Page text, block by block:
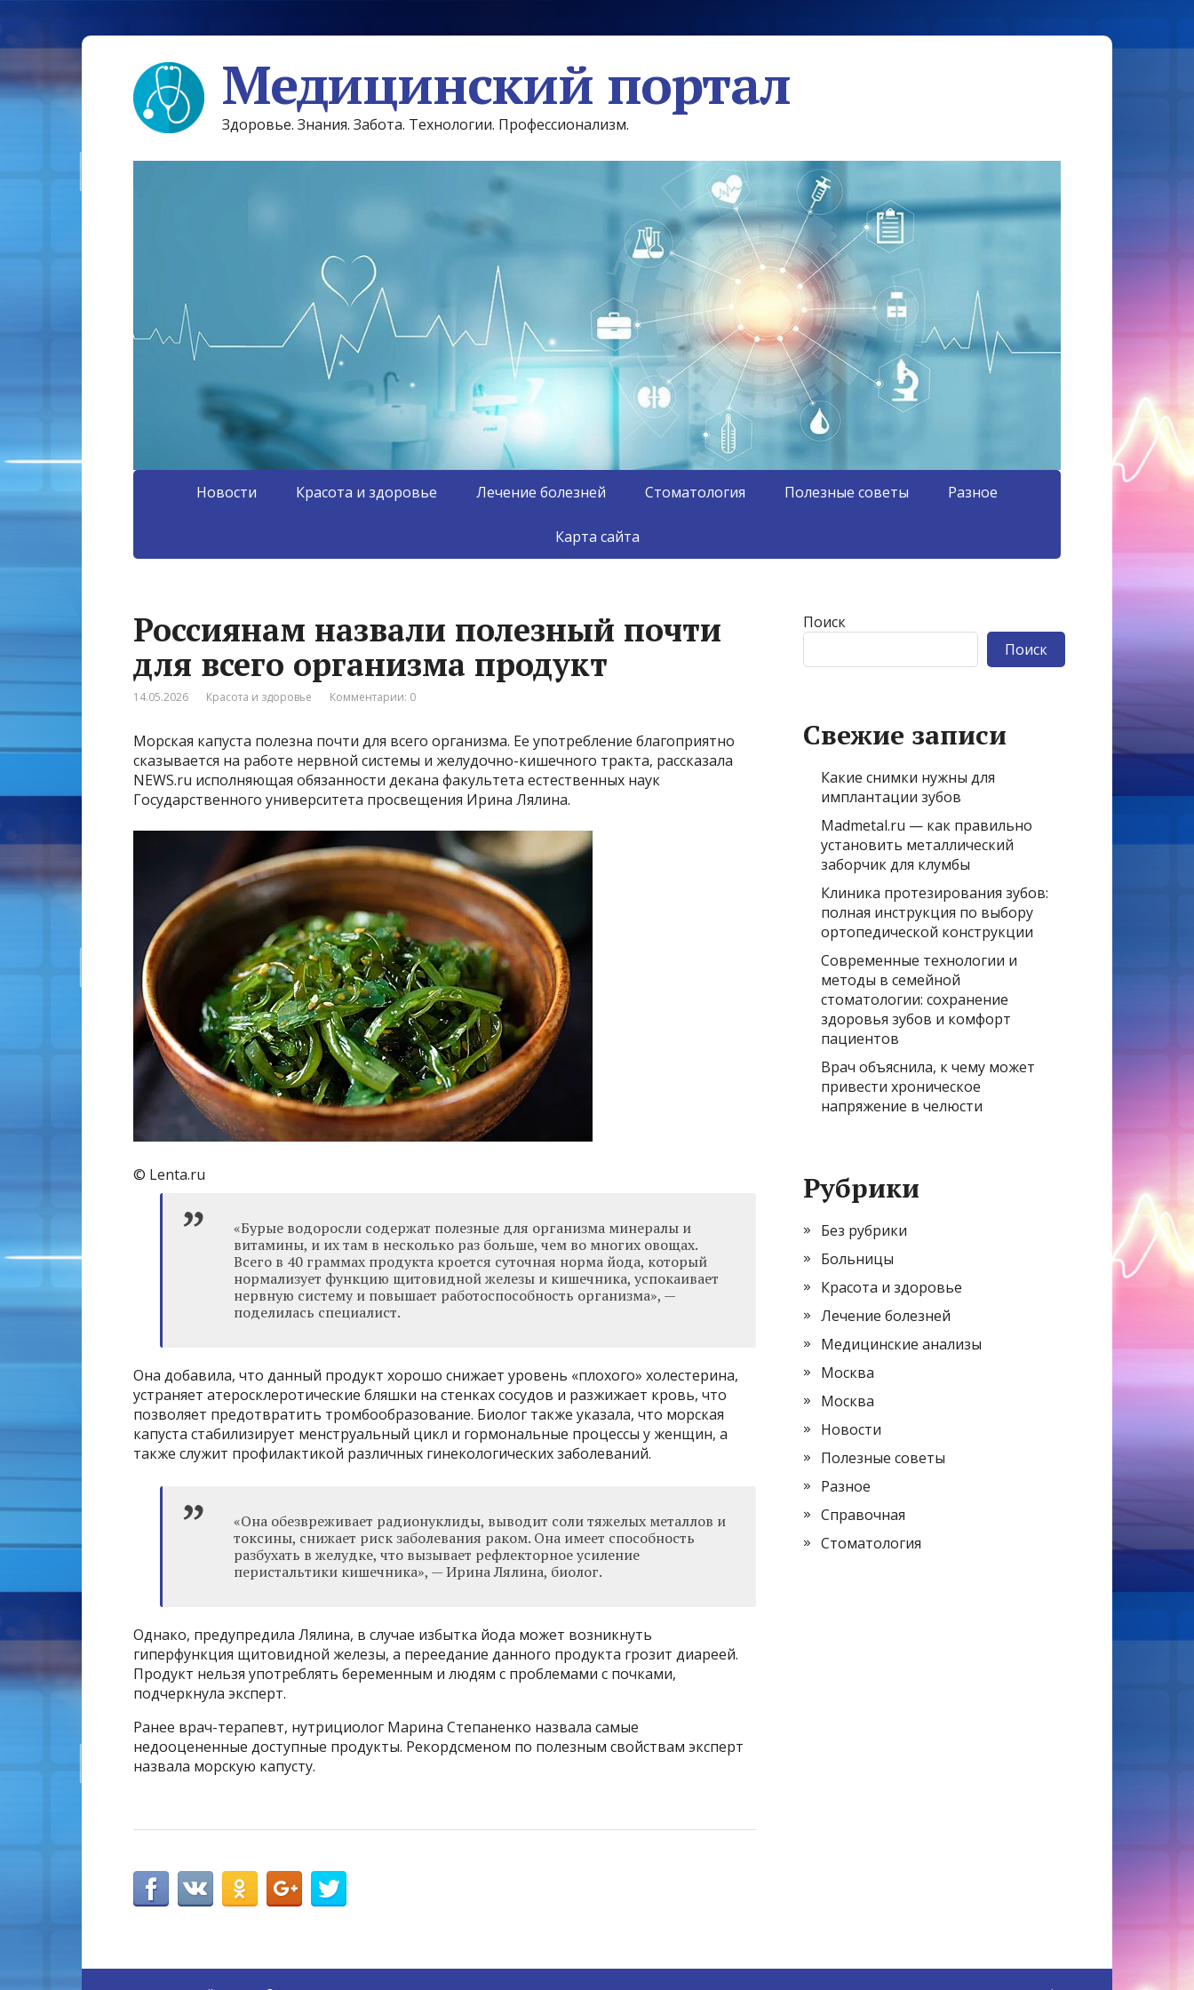
Медицинский портал
Здоровье. Знания. Забота. Технологии. Профессионализм.
Новости Красота и здоровье Лечение болезней Стоматология Полезные советы Разное
Карта сайта
Россиянам назвали полезный почти
для всего организма продукт
14.05.2026 Красота и здоровье Комментарии: 0
Морская капуста полезна почти для всего организма. Ее употребление благоприятно
сказывается на работе нервной системы и желудочно-кишечного тракта, рассказала
NEWS.ru исполняющая обязанности декана факультета естественных наук
Государственного университета просвещения Ирина Лялина.
© Lenta.ru
«Бурые водоросли содержат полезные для организма минералы и
витамины, и их там в несколько раз больше, чем во многих овощах.
Всего в 40 граммах продукта кроется суточная норма йода, который
нормализует функцию щитовидной железы и кишечника, успокаивает
нервную систему и повышает работоспособность организма», —
поделилась специалист.
Она добавила, что данный продукт хорошо снижает уровень «плохого» холестерина,
устраняет атеросклеротические бляшки на стенках сосудов и разжижает кровь, что
позволяет предотвратить тромбообразование. Биолог также указала, что морская
капуста стабилизирует менструальный цикл и гормональные процессы у женщин, а
также служит профилактикой различных гинекологических заболеваний.
«Она обезвреживает радионуклиды, выводит соли тяжелых металлов и
токсины, снижает риск заболевания раком. Она имеет способность
разбухать в желудке, что вызывает рефлекторное усиление
перистальтики кишечника», — Ирина Лялина, биолог.
Однако, предупредила Лялина, в случае избытка йода может возникнуть
гиперфункция щитовидной железы, а переедание данного продукта грозит диареей.
Продукт нельзя употреблять беременным и людям с проблемами с почками,
подчеркнула эксперт.
Ранее врач-терапевт, нутрициолог Марина Степаненко назвала самые
недооцененные доступные продукты. Рекордсменом по полезным свойствам эксперт
назвала морскую капусту.
Поиск
Поиск
Свежие записи
Какие снимки нужны для
имплантации зубов
Madmetal.ru — как правильно
установить металлический
заборчик для клумбы
Клиника протезирования зубов:
полная инструкция по выбору
ортопедической конструкции
Современные технологии и
методы в семейной
стоматологии: сохранение
здоровья зубов и комфорт
пациентов
Врач объяснила, к чему может
привести хроническое
напряжение в челюсти
Рубрики
Без рубрики
Больницы
Красота и здоровье
Лечение болезней
Медицинские анализы
Москва
Москва
Новости
Полезные советы
Разное
Справочная
Стоматология